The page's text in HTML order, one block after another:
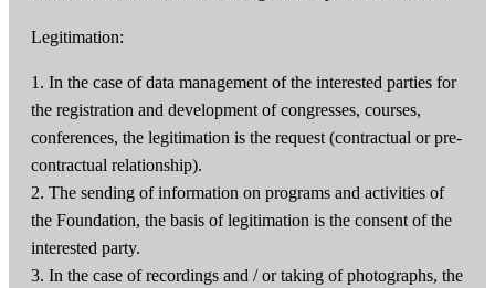
Legitimation:
1. In the case of data management of the interested parties for
the registration and development of congresses, courses,
conferences, the legitimation is the request (contractual or pre-
contractual relationship).
2. The sending of information on programs and activities of
the Foundation, the basis of legitimation is the consent of the
interested party.
3. In the case of recordings and / or taking of photographs, the